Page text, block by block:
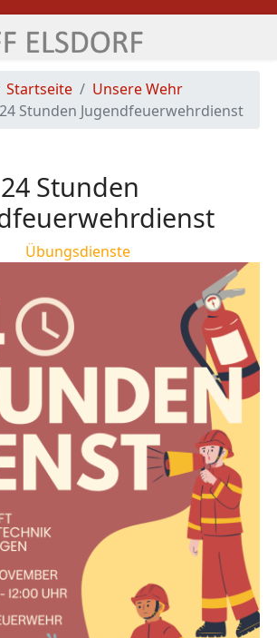
Startseite
Unsere Wehr
24 Stunden Jugendfeuerwehrdienst
24 Stunden
Übungsdienste